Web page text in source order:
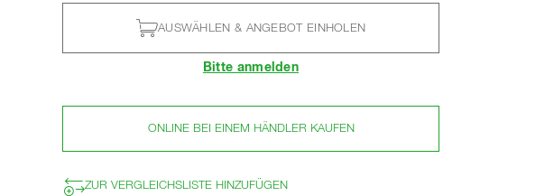
AUSWÄHLEN & ANGEBOT EINHOLEN
Bitte anmelden
ONLINE BEI EINEM HÄNDLER KAUFEN
ZUR VERGLEICHSLISTE HINZUFÜGEN